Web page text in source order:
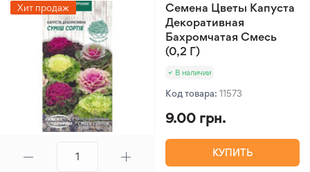
Хит продаж
Семена Цветы Капуста
Декоративная
Бахромчатая Смесь
(0,2 Г)
В наличии
Код товара: 11573
9.00 грн.
КУПИТЬ